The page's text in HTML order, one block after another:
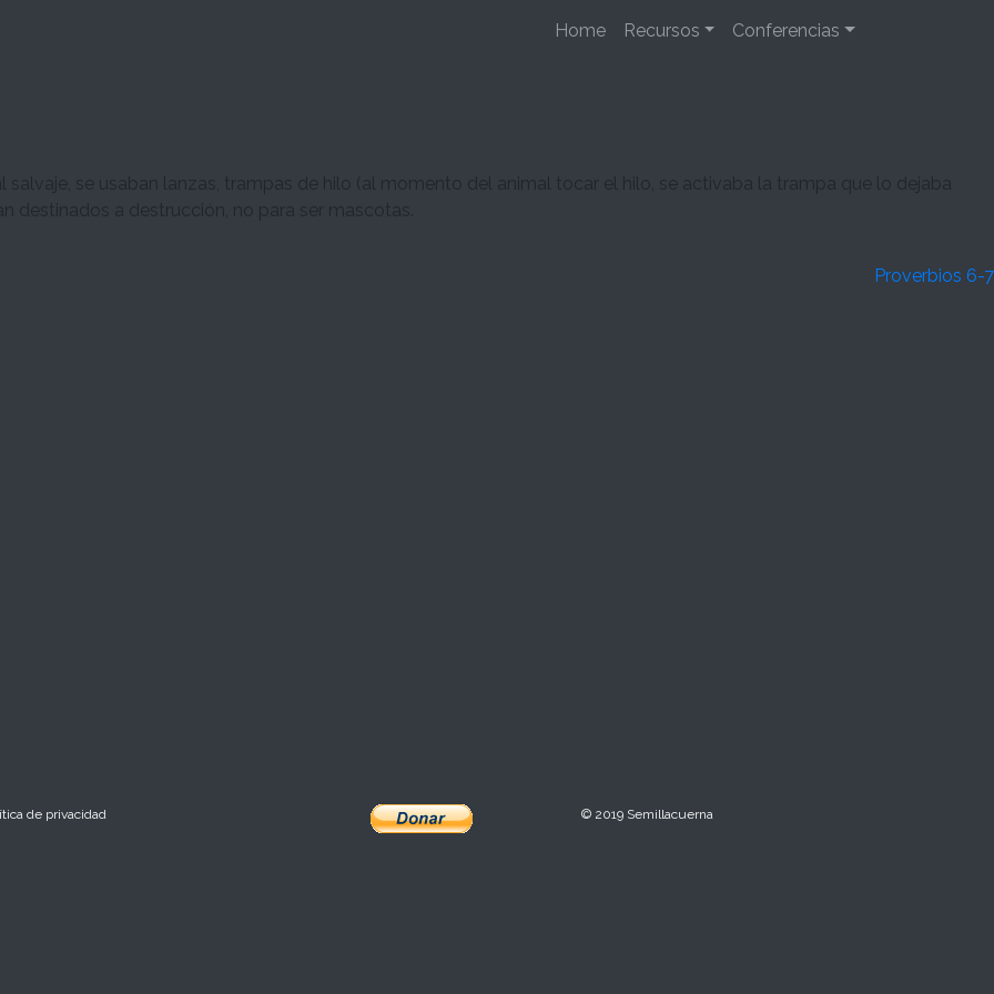
Home Recursos Conferencias
salvaje, se usaban lanzas, trampas de hilo (al momento del animal tocar el hilo, se activaba la trampa que lo dejaba
destinados a destrucción, no para ser mascotas.
Proverbios 6-7
de privacidad © 2019 Semillacuerna